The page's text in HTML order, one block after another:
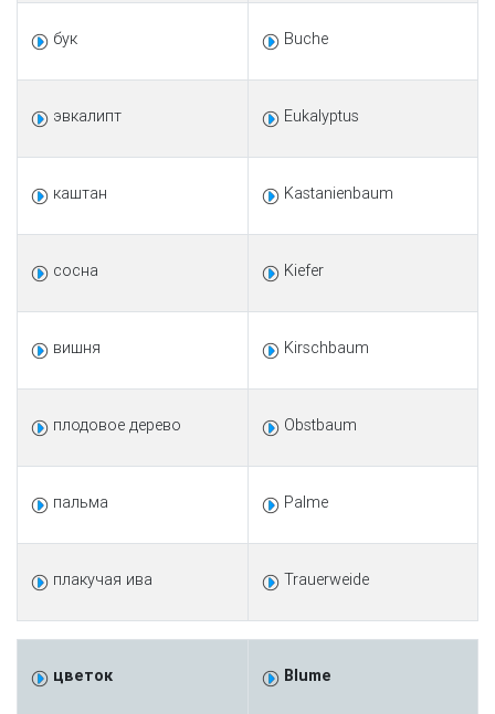
бук Buche
эвкалипт Eukalyptus
каштан Kastanienbaum
сосна Kiefer
вишня Kirschbaum
плодовое дерево Obstbaum
пальма Palme
плакучая ива Trauerweide
цветок Blume